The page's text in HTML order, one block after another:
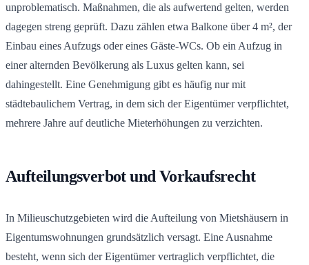
unproblematisch. Maßnahmen, die als aufwertend gelten, werden
dagegen streng geprüft. Dazu zählen etwa Balkone über 4 m², der
Einbau eines Aufzugs oder eines Gäste-WCs. Ob ein Aufzug in
einer alternden Bevölkerung als Luxus gelten kann, sei
dahingestellt. Eine Genehmigung gibt es häufig nur mit
städtebaulichem Vertrag, in dem sich der Eigentümer verpflichtet,
mehrere Jahre auf deutliche Mieterhöhungen zu verzichten.
Aufteilungsverbot und Vorkaufsrecht
In Milieuschutzgebieten wird die Aufteilung von Mietshäusern in
Eigentumswohnungen grundsätzlich versagt. Eine Ausnahme
besteht, wenn sich der Eigentümer vertraglich verpflichtet, die